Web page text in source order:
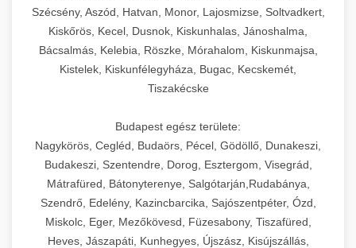
Szécsény, Aszód, Hatvan, Monor, Lajosmizse, Soltvadkert,
Kiskőrös, Kecel, Dusnok, Kiskunhalas, Jánoshalma,
Bácsalmás, Kelebia, Röszke, Mórahalom, Kiskunmajsa,
Kistelek, Kiskunfélegyháza, Bugac, Kecskemét,
Tiszakécske
Budapest egész területe:
Nagykörös, Cegléd, Budaörs, Pécel, Gödöllő, Dunakeszi,
Budakeszi, Szentendre, Dorog, Esztergom, Visegrád,
Mátrafüred, Bátonyterenye, Salgótarján,Rudabánya,
Szendrő, Edelény, Kazincbarcika, Sajószentpéter, Ózd,
Miskolc, Eger, Mezőkövesd, Füzesabony, Tiszafüred,
Heves, Jászapáti, Kunhegyes, Újszász, Kisújszállás,